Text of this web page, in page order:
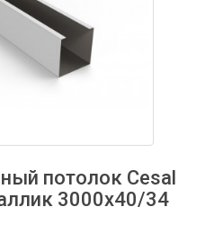
потолок Cesal
3000х40/34